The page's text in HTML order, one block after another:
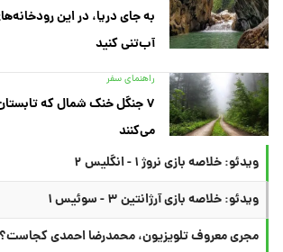
به جای دریا، در این
آب‌تنی کنید
راهنمای سفر
۷ جنگل خنک شمال که
می‌کنند
ویدئو: خلاصه بازی نروژ ۱ - انگلیس ۲
ویدئو: خلاصه بازی آرژانتین ۳ - سوئیس ۱
مجری معروف تلویزیون، محمدرضا احمدی کجاست؟